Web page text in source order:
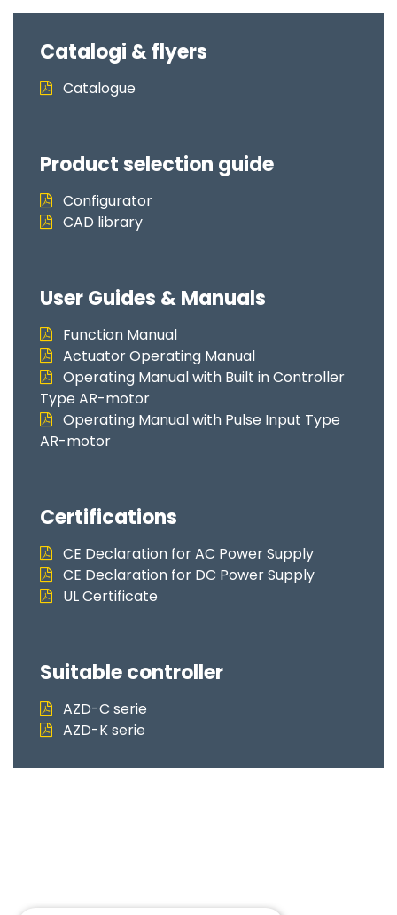
Catalogi & flyers
Catalogue
Product selection guide
Configurator
CAD library
User Guides & Manuals
Function Manual
Actuator Operating Manual
Operating Manual with Built in Controller
Type AR-motor
Operating Manual with Pulse Input Type
AR-motor
Certifications
CE Declaration for AC Power Supply
CE Declaration for DC Power Supply
UL Certificate
Suitable controller
AZD-C serie
AZD-K serie